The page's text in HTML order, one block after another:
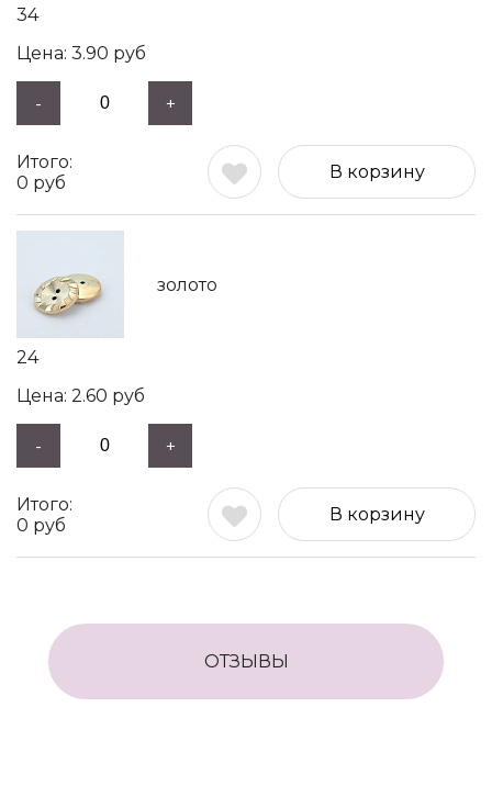
34
3.90 руб
- +
0 руб
В корзину
золото
24
2.60 руб
- +
0 руб
В корзину
ОТЗЫВЫ